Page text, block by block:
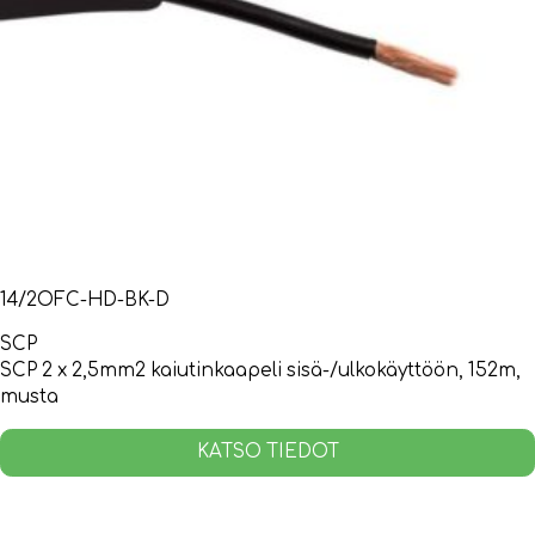
14/2OFC-HD-BK-D
SCP
SCP 2 x 2,5mm2 kaiutinkaapeli sisä-/ulkokäyttöön, 152m,
musta
KATSO TIEDOT